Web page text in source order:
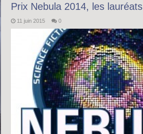
Prix Nebula 2014, les lauréats
11 juin 2015 0